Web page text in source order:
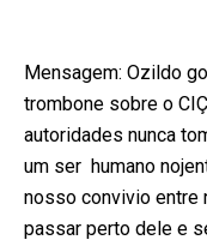
Mensagem: Ozildo
trombone sobre o
autoridades nunca
um ser humano
nosso convivio entre
passar perto dele e